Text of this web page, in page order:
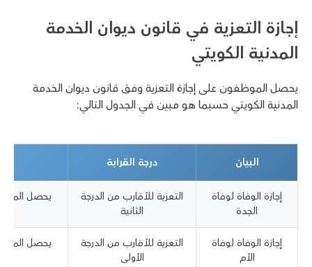
إجازة التعزية في قانون ديوان الخدمة
المدنية الكويتي
يحصل الموظفون على إجازة التعزية وفق قانون ديوان الخدمة
المدنية الكويتي حسبما هو مبين في الجدول التالي:
البيان درجة القرابة
إجازة الوفاة لوفاة
الجدة
التعزية للأقارب من الدرجة
الثانية
إجازة الوفاة لوفاة
الأم
التعزية للأقارب من الدرجة
الأولى